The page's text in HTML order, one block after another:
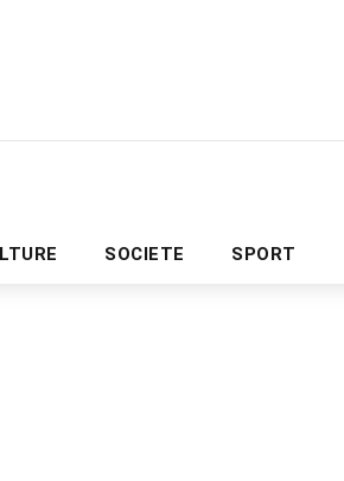
SOCIETE SPORTPUBLICITÉ